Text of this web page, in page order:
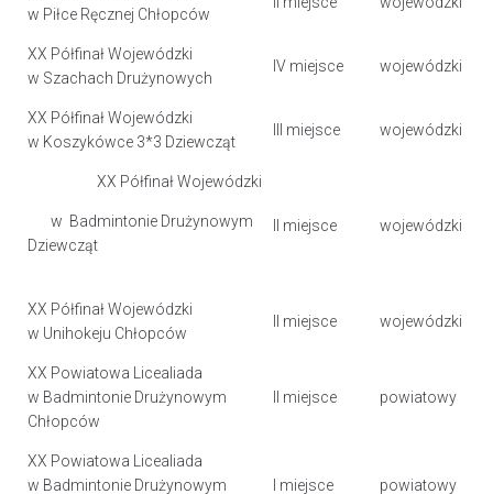
w Piłce Ręcznej Chłopców
XX Półfinał Wojewódzki
w Szachach Drużynowych
IV miejsce wojewódzki
XX Półfinał Wojewódzki
w Koszykówce 3*3 Dziewcząt
III miejsce wojewódzki
XX Półfinał Wojewódzki
w Badmintonie Drużynowym
Dziewcząt
II miejsce wojewódzki
XX Półfinał Wojewódzki
w Unihokeju Chłopców
II miejsce wojewódzki
XX Powiatowa Licealiada
w Badmintonie Drużynowym
Chłopców
II miejsce powiatowy
XX Powiatowa Licealiada
w Badmintonie Drużynowym
I miejsce powiatowy